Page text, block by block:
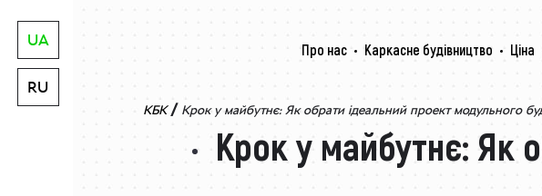
UA
RU
Про нас Каркасне будівництво Ціна
КБК / Крок у майбутнє: Як обрати ідеальний проект модульного
Крок у майбутнє: Як